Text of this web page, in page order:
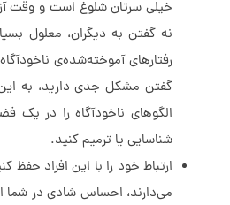
خیلی سرتان شلوغ است و وقت آزاد
نه گفتن به دیگران، معلول بسیاری
رفتارهای آموخته‌شده‌ی ناخودآگاه در
گفتن مشکل جدی دارید، به این فکر
الگوهای ناخودآگاه را در یک فضای
شناسایی یا ترمیم کنید.
ارتباط خود را با این افراد حفظ کنید:
می‌دارند، احساس شادی در شما ایجاد